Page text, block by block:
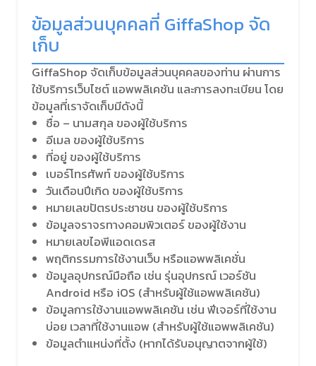
ข้อมูลส่วนบุคคลที่ GiffaShop จัด
เก็บ
GiffaShop จัดเก็บข้อมูลส่วนบุคคลของท่าน ผ่านการ
ใช้บริการเว็บไซต์ แอพพลิเคชัน และการลงทะเบียน โดย
ข้อมูลที่เราจัดเก็บมีดังนี้
ชื่อ – นามสกุล ของผู้ใช้บริการ
อีเมล ของผู้ใช้บริการ
ที่อยู่ ของผู้ใช้บริการ
เบอร์โทรศัพท์ ของผู้ใช้บริการ
วันเดือนปีเกิด ของผู้ใช้บริการ
หมายเลขปัตรประชาชน ของผู้ใช้บริการ
ข้อมูลจราจรทางคอมพิวเตอร์ ของผู้ใช้งาน
หมายเลขไอพีแอดเดรส
พฤติกรรมการใช้งานเว็บ หรือแอพพลิเคชั่น
ข้อมูลอุปกรณ์มือถือ เช่น รุ่นอุปกรณ์ เวอร์ชัน
Android หรือ iOS (สำหรับผู้ใช้แอพพลิเคชัน)
ข้อมูลการใช้งานแอพพลิเคชัน เช่น ฟีเจอร์ที่ใช้งาน
บ่อย เวลาที่ใช้งานแอพ (สำหรับผู้ใช้แอพพลิเคชัน)
ข้อมูลตำแหน่งที่ตั้ง (หากได้รับอนุญาตจากผู้ใช้)